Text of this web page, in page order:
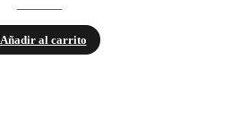
Añadir al carrito